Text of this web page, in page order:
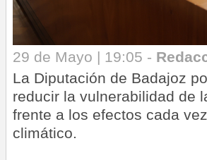
29 de Mayo | 19:05 -
La Diputación de Badajoz
reducir la vulnerabilidad de
frente a los efectos cada
climático.